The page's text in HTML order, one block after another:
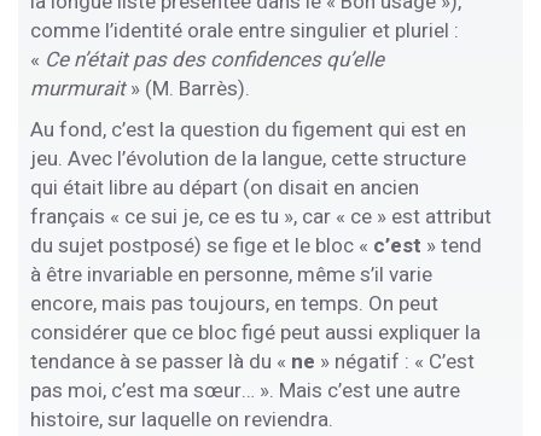
comme l’identité orale entre singulier et pluriel :
« Ce n’était pas des confidences qu’elle
murmurait» (M. Barrès).
Au fond, c’est la question du figement qui est en
jeu. Avec l’évolution de la langue, cette structure
qui était libre au départ (on disait en ancien
français « ce sui je, ce es tu », car « ce » est attribut
du sujet postposé) se fige et le bloc « c’est » tend
à être invariable en personne, même s’il varie
encore, mais pas toujours, en temps. On peut
considérer que ce bloc figé peut aussi expliquer la
tendance à se passer là du « ne » négatif : « C’est
pas moi, c’est ma sœur… ». Mais c’est une autre
histoire, sur laquelle on reviendra.